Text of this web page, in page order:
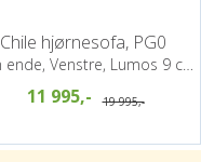
Chile hjørnesofa, PG0
11 995,- 19 995,-